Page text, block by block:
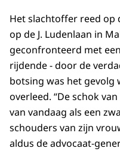
Het slachtoffer reed op
op de J. Ludenlaan in
geconfronteerd met
rijdende - door de
botsing was het
overleed. “De schok
van vandaag als een
schouders van zijn
aldus de advocaat-